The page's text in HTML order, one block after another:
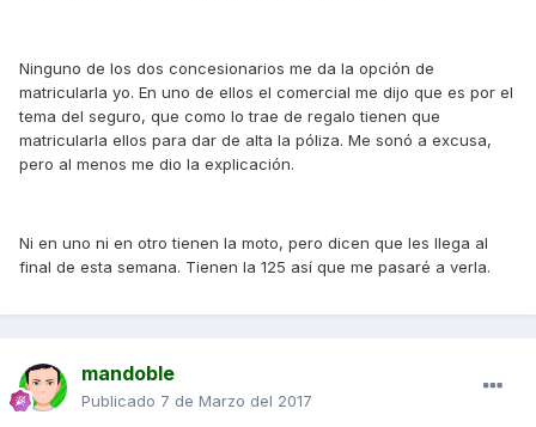
Ninguno de los dos concesionarios me da la opción de
matricularla yo. En uno de ellos el comercial me dijo que es por el
tema del seguro, que como lo trae de regalo tienen que
matricularla ellos para dar de alta la póliza. Me sonó a excusa,
pero al menos me dio la explicación.
Ni en uno ni en otro tienen la moto, pero dicen que les llega al
final de esta semana. Tienen la 125 así que me pasaré a verla.
mandoble
Publicado 7 de Marzo del 2017